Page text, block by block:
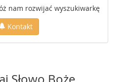
nam rozwijać wyszukiwarkę
Kontakt